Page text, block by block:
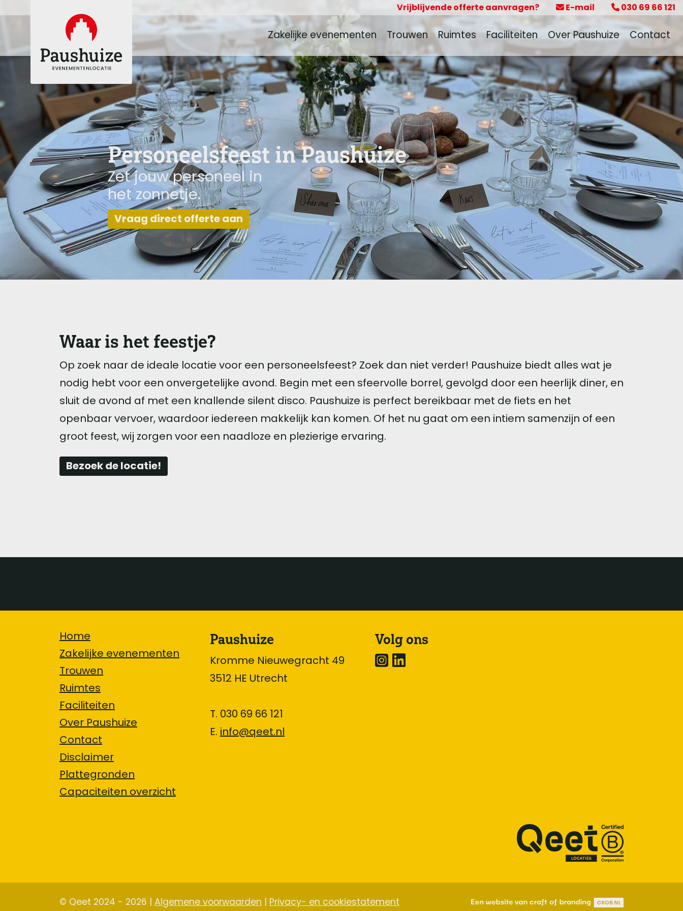
Vrijblijvende offerte aanvragen? E-mail 030 69 66 121
Zakelijke evenementen Trouwen Ruimtes Faciliteiten Over Paushuize Contact
Personeelsfeest in Paushuize
Zet jouw personeel in
het zonnetje.
Vraag direct offerte aan
Waar is het feestje?
Op zoek naar de ideale locatie voor een personeelsfeest? Zoek dan niet verder! Paushuize biedt alles wat je
nodig hebt voor een onvergetelijke avond. Begin met een sfeervolle borrel, gevolgd door een heerlijk diner, en
sluit de avond af met een knallende silent disco. Paushuize is perfect bereikbaar met de fiets en het
openbaar vervoer, waardoor iedereen makkelijk kan komen. Of het nu gaat om een intiem samenzijn of een
groot feest, wij zorgen voor een naadloze en plezierige ervaring.
Bezoek de locatie!
Home
Zakelijke evenementen
Trouwen
Ruimtes
Faciliteiten
Over Paushuize
Contact
Disclaimer
Plattegronden
Capaciteiten overzicht
Paushuize
Kromme Nieuwegracht 49
3512 HE Utrecht
T. 030 69 66 121
E. info@qeet.nl
Volg ons
© Qeet 2024 - 2026 | Algemene voorwaarden Privacy- en cookiestatement